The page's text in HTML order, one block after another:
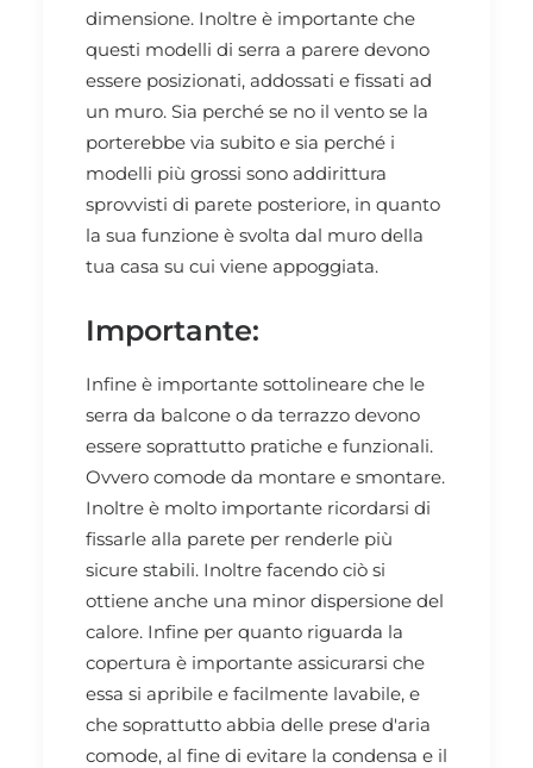
dimensione. Inoltre è importante che
questi modelli di serra a parere devono
essere posizionati, addossati e fissati ad
un muro. Sia perché se no il vento se la
porterebbe via subito e sia perché i
modelli più grossi sono addirittura
sprovvisti di parete posteriore, in quanto
la sua funzione è svolta dal muro della
tua casa su cui viene appoggiata.
Importante:
Infine è importante sottolineare che le
serra da balcone o da terrazzo devono
essere soprattutto pratiche e funzionali.
Ovvero comode da montare e smontare.
Inoltre è molto importante ricordarsi di
fissarle alla parete per renderle più
sicure stabili. Inoltre facendo ciò si
ottiene anche una minor dispersione del
calore. Infine per quanto riguarda la
copertura è importante assicurarsi che
essa si apribile e facilmente lavabile, e
che soprattutto abbia delle prese d'aria
comode, al fine di evitare la condensa e il